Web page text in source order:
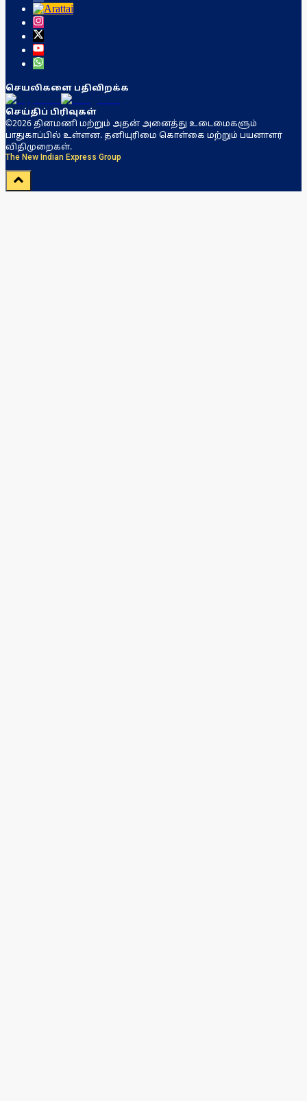
செயலிகளை பதிவிறக்க
செய்திப் பிரிவுகள்
©2026 தினமணி மற்றும் அதன் அனைத்து உடைமைகளும்
பாதுகாப்பில் உள்ளன. தனியுரிமை கொள்கை மற்றும் பயனாளர்
விதிமுறைகள்.
The New Indian Express Group